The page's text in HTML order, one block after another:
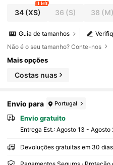
34(XS)
1 left
36 (S) 38 (M)
Guia de tamanhos
Não é o seu tamanho? Conte-nos
Mais opções
Costas nuas
Envio para Portugal
Envio gratuito
Entrega Est.: Agosto 13 - Agosto
Devoluções gratuitas em 30 dias